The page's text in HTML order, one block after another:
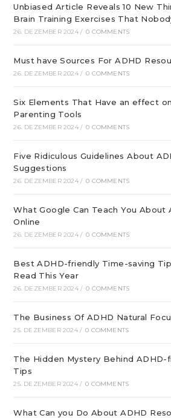
Unbiased Article Reveals 10 New
Brain Training Exercises That
26. DEZEMBER 2024 / 0 COMMENTS
Must have Sources For ADHD
26. DEZEMBER 2024 / 0 COMMENTS
Six Elements That Have an effect
Parenting Tools
26. DEZEMBER 2024 / 0 COMMENTS
Five Ridiculous Guidelines About
Suggestions
26. DEZEMBER 2024 / 0 COMMENTS
What Google Can Teach You About
Online
26. DEZEMBER 2024 / 0 COMMENTS
Best ADHD-friendly Time-saving
Read This Year
26. DEZEMBER 2024 / 0 COMMENTS
The Business Of ADHD Natural
25. DEZEMBER 2024 / 0 COMMENTS
The Hidden Mystery Behind ADHD-
Tips
25. DEZEMBER 2024 / 0 COMMENTS
What Can you Do About ADHD